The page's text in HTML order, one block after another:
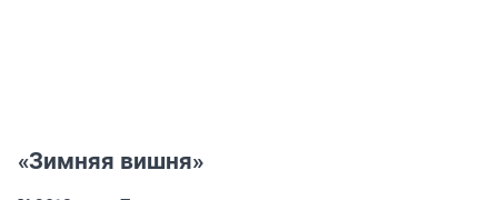
«Зимняя вишня»